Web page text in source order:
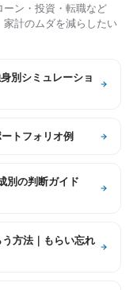
ン・投資・転職など
家計のムダを減らしたい
別シミュレーショ
トフォリオ例
別の判断ガイド
う方法｜もらい忘れ